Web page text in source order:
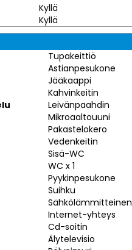
Kyllä
Kyllä
Tupakeittiö
Astianpesukone
Jääkaappi
Kahvinkeitin
Leivänpaahdin
Mikroaaltouuni
Pakastelokero
Vedenkeitin
Sisä-WC
WC x 1
Pyykinpesukone
Suihku
Sähkölämmitteinen
Internet-yhteys
Cd-soitin
Älytelevisio